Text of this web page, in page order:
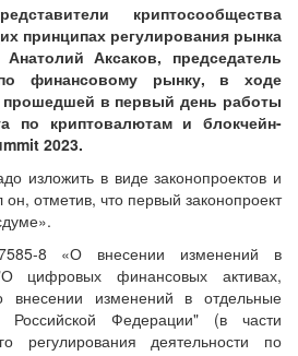
криптосообщества
принципах регулирования рынка
Аксаков, председатель
финансовому рынку, в ходе
прошедшей в первый день работы
по криптовалютам и блокчейн-
2023.
изложить в виде законопроектов и
отметив, что первый законопроект
8 «О внесении изменений в
цифровых финансовых активах,
изменений в отдельные
Российской Федерации" (в части
регулирования деятельности по